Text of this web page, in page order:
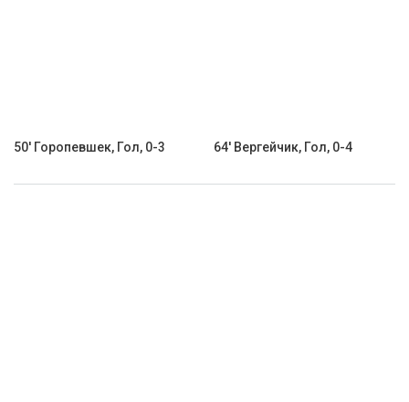
50' Горопевшек, Гол, 0-3 64' Вергейчик, Гол, 0-4